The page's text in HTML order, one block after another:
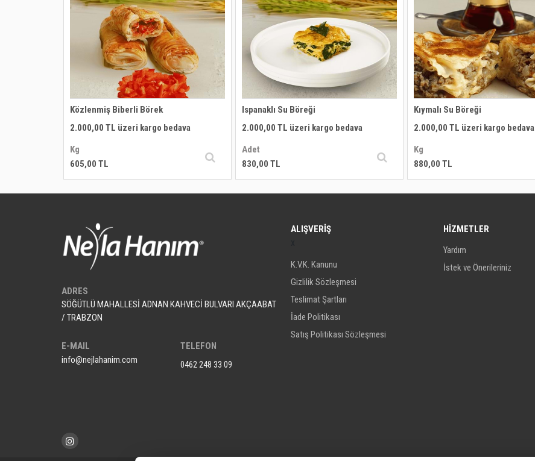
Közlenmiş Biberli Börek
2.000,00 TL üzeri kargo bedava
Kg
605,00 TL
Ispanaklı Su Böreği
2.000,00 TL üzeri kargo bedava
Adet
830,00 TL
Kıymalı Su Böreği
2.000,00 TL üzeri kargo bedava
Kg
880,00 TL
ADRES
SÖĞÜTLÜ MAHALLESİ ADNAN KAHVECİ BULVARI AKÇAABAT
/ TRABZON
E-MAIL
info@nejlahanim.com
TELEFON
0462 248 33 09
ALIŞVERİŞ
K.V.K. Kanunu
Gizlilik Sözleşmesi
Teslimat Şartları
İade Politikası
Satış Politikası Sözleşmesi
HİZMETLER
Yardım
İstek ve Önerileriniz